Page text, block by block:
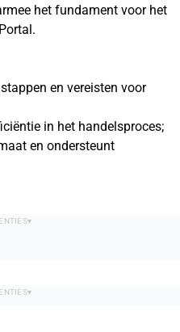
het fundament voor het
en vereisten voor
in het handelsproces;
en ondersteunt